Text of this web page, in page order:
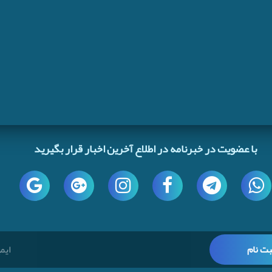
با عضویت در خبرنامه در اطلاع آخرین اخبار قرار بگیرید
نام